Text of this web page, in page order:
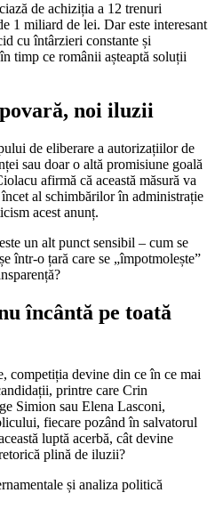
de achiziția a 12 trenuri
1 miliard de lei. Dar este interesant
cu întârzieri constante și
timp ce românii așteaptă soluții
noi iluzii
de eliberare a autorizațiilor de
sau doar o altă promisiune goală
afirmă că această măsură va
al schimbărilor în administrație
acest anunț.
un alt punct sensibil – cum se
într-o țară care se „împotmolește”
încântă pe toată
competiția devine din ce în ce mai
printre care Crin
Simion sau Elena Lasconi,
fiecare pozând în salvatorul
luptă acerbă, cât devine
plină de iluzii?
și analiza politică